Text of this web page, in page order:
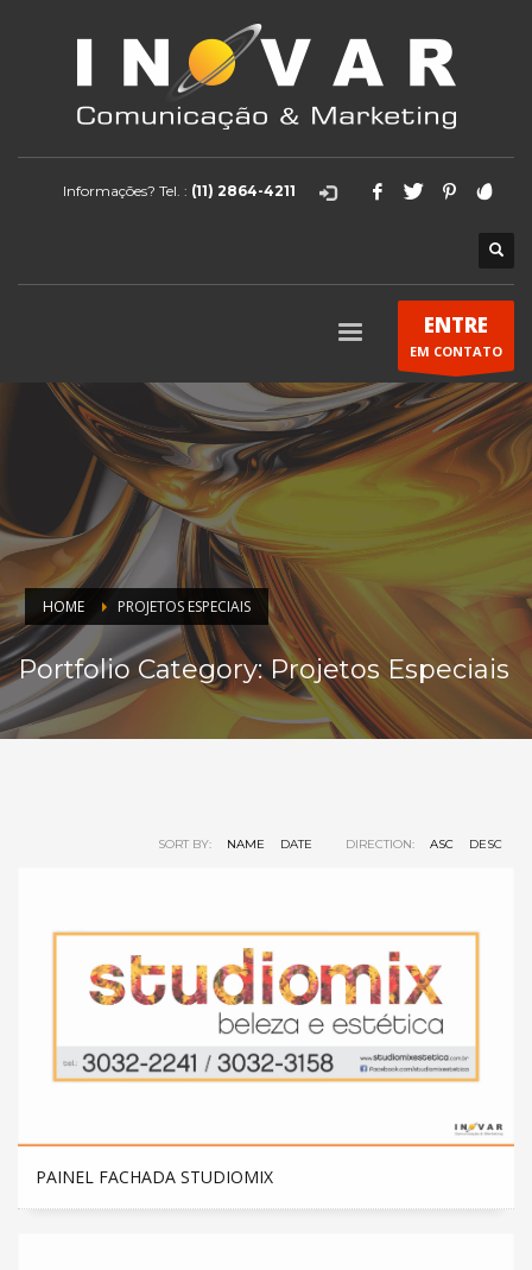
Informações? Tel. : (11) 2864-4211
ENTRE
EM CONTATO
HOME PROJETOS ESPECIAIS
Portfolio Category:Projetos Especiais
SORT BY: NAME DATE DIRECTION: ASC DESC
PAINEL FACHADA STUDIOMIX